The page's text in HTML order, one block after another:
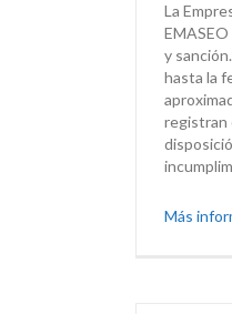
La
y
hasta la
registran
Más